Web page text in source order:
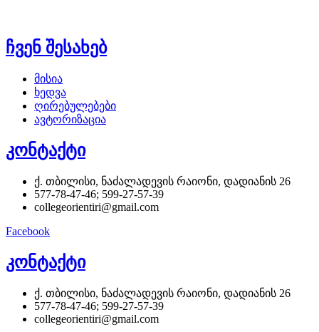
ჩვენ შესახებ
მისია
ხედვა
ღირებულებები
ავტორიზაცია
კონტაქტი
ქ. თბილისი, ნაძალადევის რაიონი, დადიანის 26
577-78-47-46; 599-27-57-39
collegeorientiri@gmail.com
Facebook
კონტაქტი
ქ. თბილისი, ნაძალადევის რაიონი, დადიანის 26
577-78-47-46; 599-27-57-39
collegeorientiri@gmail.com